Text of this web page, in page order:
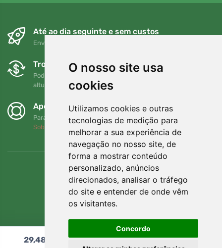
O nosso site usa
cookies
Utilizamos cookies e outras
tecnologias de medição para
melhorar a sua experiência de
navegação no nosso site, de
forma a mostrar conteúdo
personalizado, anúncios
direcionados, analisar o tráfego
do site e entender de onde vêm
os visitantes.
Concordo
Até ao dia seguinte e sem custos
Envio gratuito para encomendas superiores a 80 EUR
Trocas e devoluções gratuitas
Pode devolver ou trocar a sua encomenda em qualquer
altura no prazo de 90 dias
Apoiamos a Trees.org
Para cada encomenda plantamos uma árvore! Leia mais
Sobre nós
29,48 Adicionar ao carrinho